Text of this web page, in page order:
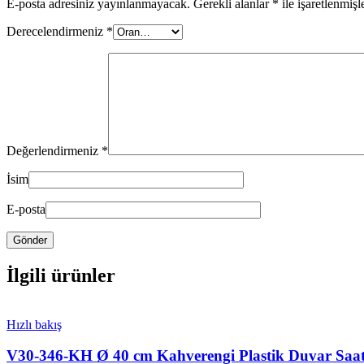
E-posta adresiniz yayınlanmayacak. Gerekli alanlar * ile
Derecelendirmeniz *
Değerlendirmeniz *
İsim
E-posta
İlgili ürünler
Hızlı bakış
V30-346-KH Ø 40 cm Kahverengi Plastik Duvar